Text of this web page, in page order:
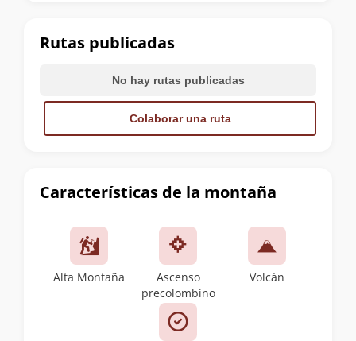
cumbre
Características de la montaña
Alta Montaña
Ascenso
precolombino
Volcán
Rutas publicadas
No hay rutas publicadas
Colaborar una ruta